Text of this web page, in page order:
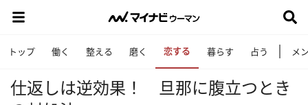
トップ 働く 整える 磨く 恋する 暮らす 占う メ
仕返しは逆効果！ 旦那に腹立つとき